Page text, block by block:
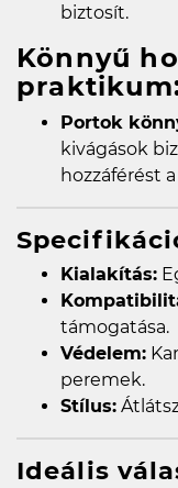
biztosít.
Könnyű
Portok
kivágások
hozzáférést
Kialakítás:
támogatása.
Védelem:
peremek.
Stílus:
Ideális